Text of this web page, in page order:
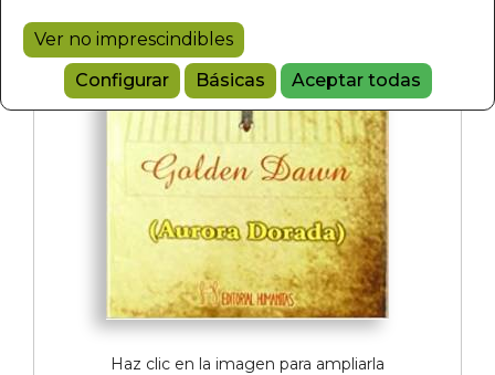
Ver no imprescindibles
Configurar
Básicas Aceptar todas
Haz clic en la imagen para ampliarla